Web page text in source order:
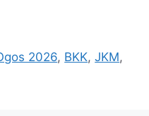
2026, BKK,JKM,